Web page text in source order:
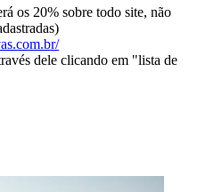
os 20% sobre todo site, não
dele clicando em "lista de